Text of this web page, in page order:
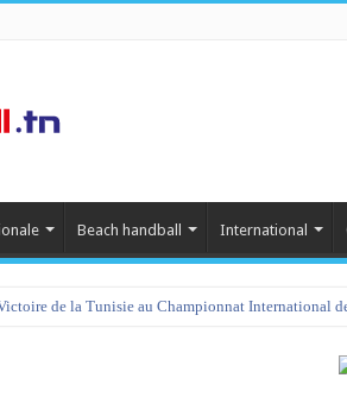
Beach handball International
de la Tunisie au Championnat International